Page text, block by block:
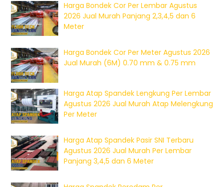
Harga Bondek Cor Per Lembar Agustus
2026 Jual Murah Panjang 2,3,4,5 dan 6
Meter
Harga Bondek Cor Per Meter Agustus 2026
Jual Murah (6M) 0.70 mm & 0.75 mm
Harga Atap Spandek Lengkung Per Lembar
Agustus 2026 Jual Murah Atap Melengkung
Per Meter
Harga Atap Spandek Pasir SNI Terbaru
Agustus 2026 Jual Murah Per Lembar
Panjang 3,4,5 dan 6 Meter